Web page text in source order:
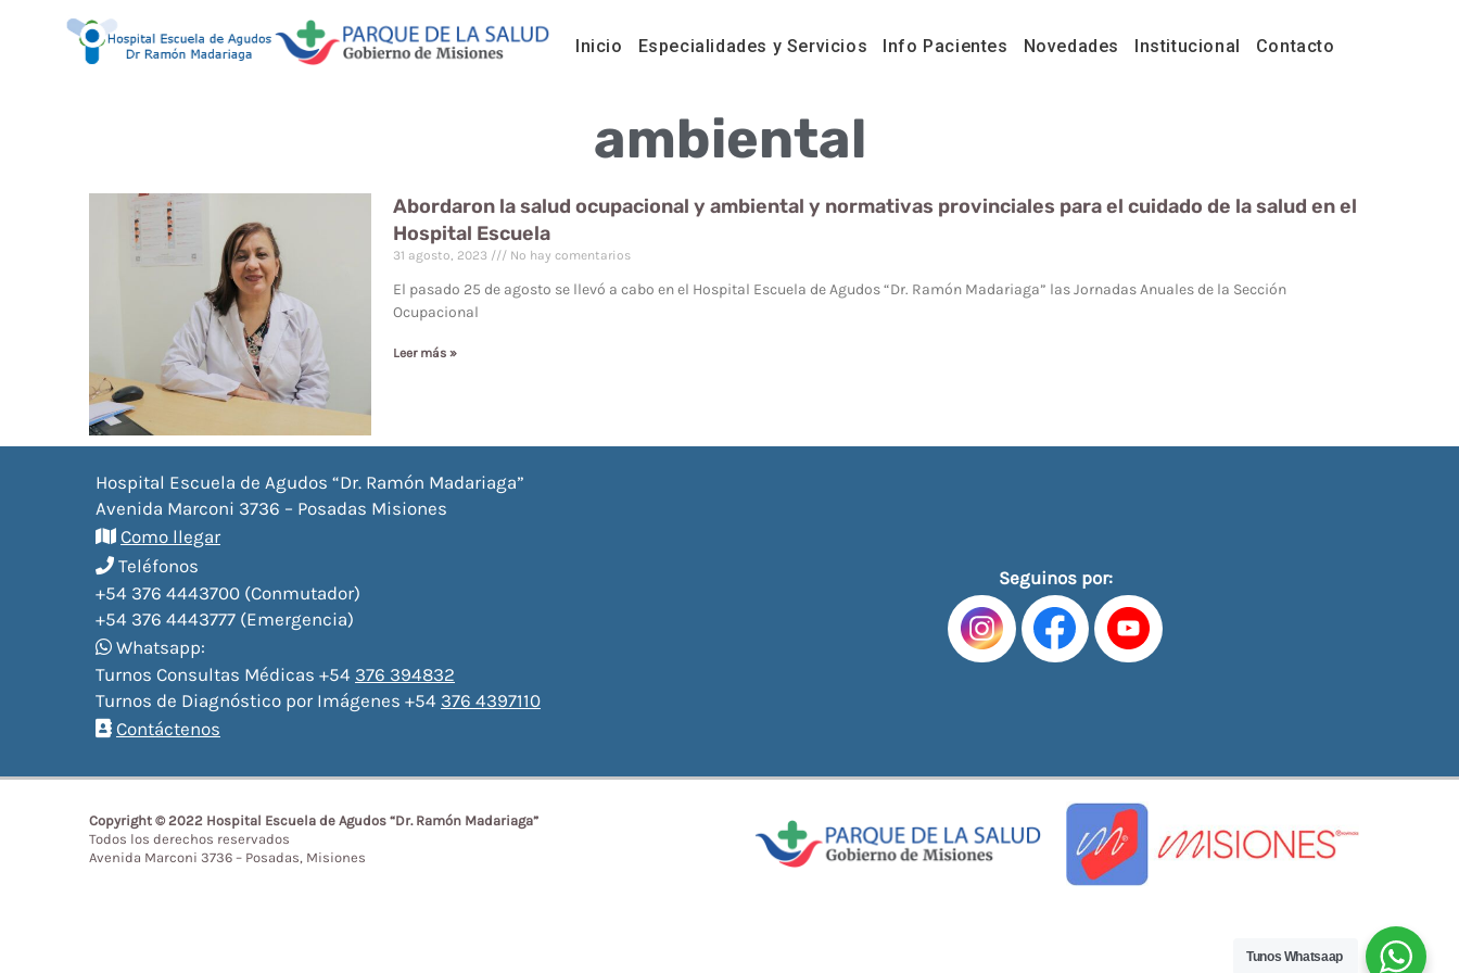
Inicio Especialidades y Servicios Info Pacientes Novedades Institucional Contacto
ambiental
Abordaron la salud ocupacional y ambiental y normativas provinciales para el cuidado de la salud en el
Hospital Escuela
31 agosto, 2023 No hay comentarios
El pasado 25 de agosto se llevó a cabo en el Hospital Escuela de Agudos “Dr. Ramón Madariaga” las Jornadas Anuales de la Sección
Ocupacional
Leer más »
Hospital Escuela de Agudos “Dr. Ramón Madariaga”
Avenida Marconi 3736 – Posadas Misiones
Como llegar
Teléfonos
+54 376 4443700 (Conmutador)
+54 376 4443777 (Emergencia)
Whatsapp:
Turnos Consultas Médicas +54 376 394832
Turnos de Diagnóstico por Imágenes +54 376 4397110
Contáctenos
Seguinos por:
Copyright © 2022 Hospital Escuela de Agudos “Dr. Ramón Madariaga”
Todos los derechos reservados
Avenida Marconi 3736 – Posadas, Misiones
Tunos Whatsaap